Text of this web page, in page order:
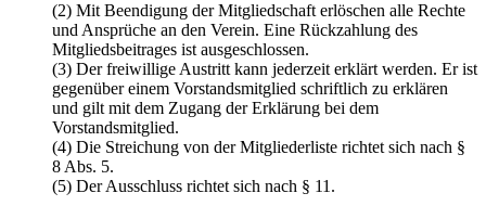
(2) Mit Beendigung der Mitgliedschaft erlöschen alle Rechte
und Ansprüche an den Verein. Eine Rückzahlung des
Mitgliedsbeitrages ist ausgeschlossen.
(3) Der freiwillige Austritt kann jederzeit erklärt werden. Er ist
gegenüber einem Vorstandsmitglied schriftlich zu erklären
und gilt mit dem Zugang der Erklärung bei dem
Vorstandsmitglied.
(4) Die Streichung von der Mitgliederliste richtet sich nach §
8 Abs. 5.
(5) Der Ausschluss richtet sich nach § 11.